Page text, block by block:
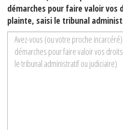
démarches pour faire valoir vos
plainte, saisi le tribunal